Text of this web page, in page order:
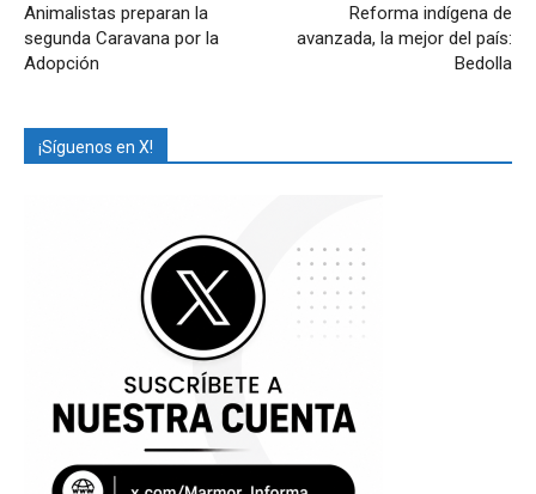
Animalistas preparan la
segunda Caravana por la
Adopción
Reforma indígena de
avanzada, la mejor del país:
Bedolla
¡Síguenos en X!